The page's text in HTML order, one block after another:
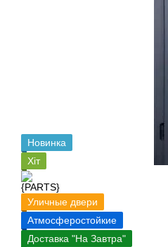
Новинка
Хіт
Уличные двери
Атмосферостойкие
Доставка "На Завтра"